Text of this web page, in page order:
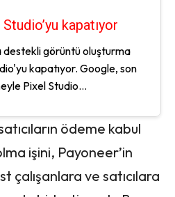
kapatıyor
görüntü oluşturma
kapatıyor. Google, son
Pixel Studio...
ödeme kabul
işini, Payoneer’in
çalışanlara ve satıcılara